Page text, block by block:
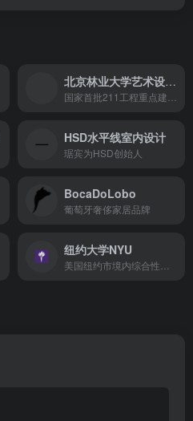
北京林业大学艺术设计学院
HSD水平线室内设计
琚宾为HSD创始人
BocaDoLobo
葡萄牙奢侈家居品牌
纽约大学NYU